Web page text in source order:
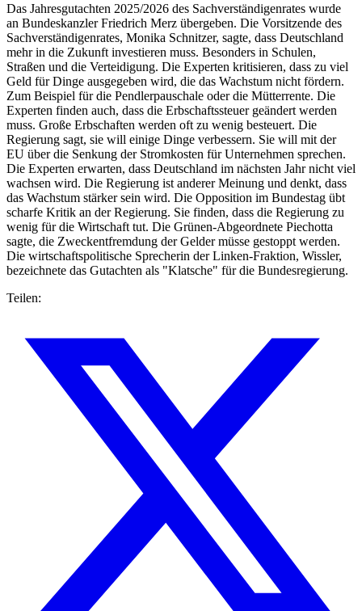
Das Jahresgutachten 2025/2026 des Sachverständigenrates wurde
an Bundeskanzler Friedrich Merz übergeben. Die Vorsitzende des
Sachverständigenrates, Monika Schnitzer, sagte, dass Deutschland
mehr in die Zukunft investieren muss. Besonders in Schulen,
Straßen und die Verteidigung. Die Experten kritisieren, dass zu viel
Geld für Dinge ausgegeben wird, die das Wachstum nicht fördern.
Zum Beispiel für die Pendlerpauschale oder die Mütterrente. Die
Experten finden auch, dass die Erbschaftssteuer geändert werden
muss. Große Erbschaften werden oft zu wenig besteuert. Die
Regierung sagt, sie will einige Dinge verbessern. Sie will mit der
EU über die Senkung der Stromkosten für Unternehmen sprechen.
Die Experten erwarten, dass Deutschland im nächsten Jahr nicht viel
wachsen wird. Die Regierung ist anderer Meinung und denkt, dass
das Wachstum stärker sein wird. Die Opposition im Bundestag übt
scharfe Kritik an der Regierung. Sie finden, dass die Regierung zu
wenig für die Wirtschaft tut. Die Grünen-Abgeordnete Piechotta
sagte, die Zweckentfremdung der Gelder müsse gestoppt werden.
Die wirtschaftspolitische Sprecherin der Linken-Fraktion, Wissler,
bezeichnete das Gutachten als "Klatsche" für die Bundesregierung.
Teilen: